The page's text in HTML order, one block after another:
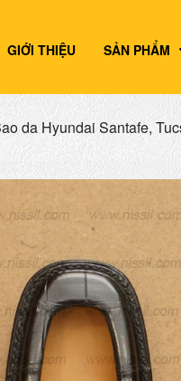
GIỚI THIỆU SẢN PHẨM
da Hyundai Santafe,